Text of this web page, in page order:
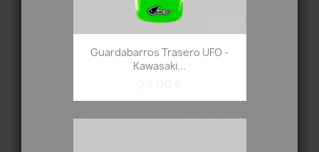
Guardabarros Trasero UFO -
Kawasaki...